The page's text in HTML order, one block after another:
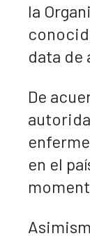
la
data de
De
en el